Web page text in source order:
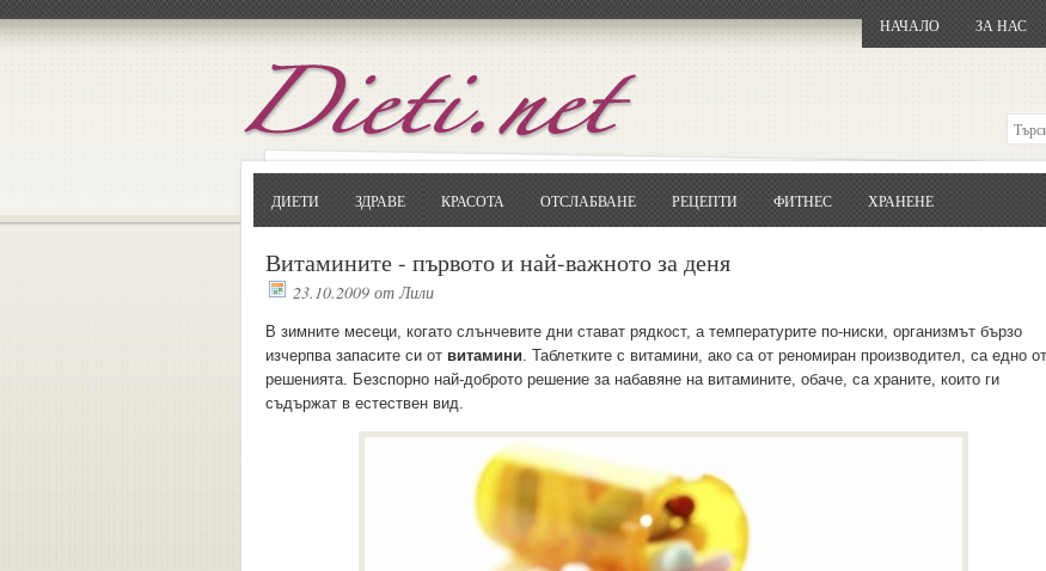
НАЧАЛО ЗА НАС
ДИЕТИ ЗДРАВЕ КРАСОТА ОТСЛАБВАНЕ РЕЦЕПТИ ФИТНЕС ХРАНЕНЕ
Витамините - първото и най-важното за деня
23.10.2009 отЛили
В зимните месеци, когато слънчевите дни стават рядкост, а температурите по-ниски, организмът бързо
изчерпва запасите си от витамини. Таблетките с витамини, ако са от реномиран производител, са едно от
решенията. Безспорно най-доброто решение за набавяне на витамините, обаче, са храните, които ги
съдържат в естествен вид.
ОтворетеGoogle.bg
Кликнете на първия резултат
... и я въведете в полето:
Сваляне